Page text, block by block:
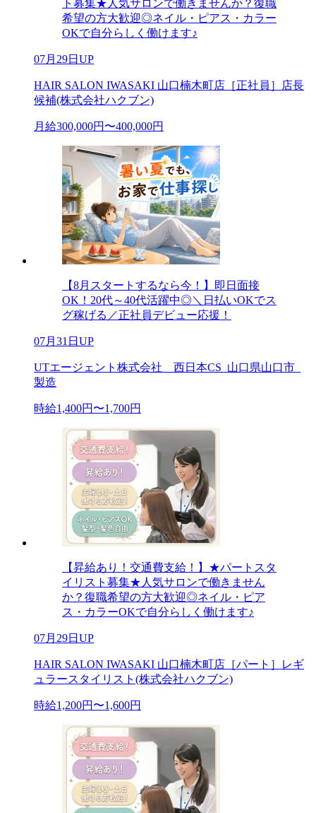
ト募集★人気サロンで働きませんか？復職
希望の方大歓迎◎ネイル・ピアス・カラー
OKで自分らしく働けます♪
07月29日UP
HAIR SALON IWASAKI 山口楠木町店［正社員］店長
候補(株式会社ハクブン)
月給300,000円〜400,000円
【8月スタートするなら今！】即日面接
OK！20代～40代活躍中◎＼日払いOKでス
グ稼げる／正社員デビュー応援！
07月31日UP
UTエージェント株式会社 西日本CS_山口県山口市_
製造
時給1,400円〜1,700円
【昇給あり！交通費支給！】★パートスタ
イリスト募集★人気サロンで働きません
か？復職希望の方大歓迎◎ネイル・ピア
ス・カラーOKで自分らしく働けます♪
07月29日UP
HAIR SALON IWASAKI 山口楠木町店［パート］レギ
ュラースタイリスト(株式会社ハクブン)
時給1,200円〜1,600円